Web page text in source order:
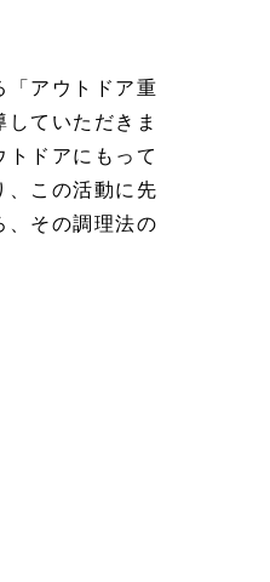
「アウトドア重
していただきま
ドアにもって
、この活動に先
、その調理法の